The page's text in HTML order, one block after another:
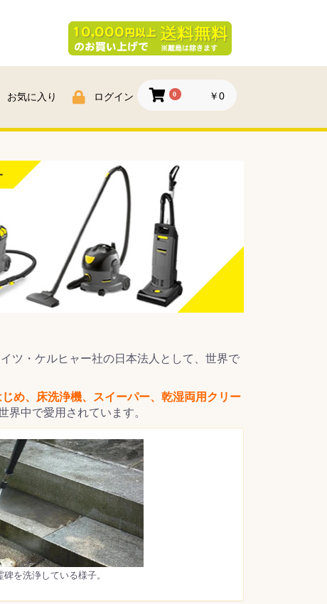
お気に入り ログイン 0 ￥0
ツ・ケルヒャー社の日本法人として、世界で
め、床洗浄機、スイーパー、乾湿両用クリー
界中で愛用されています。
を洗浄している様子。